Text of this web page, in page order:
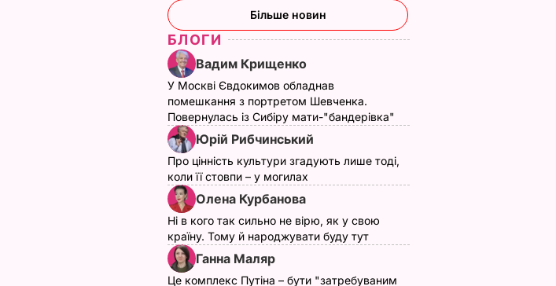
Більше новин
БЛОГИ
Вадим Крищенко
У Москві Євдокимов обладнав
помешкання з портретом Шевченка.
Повернулась із Сибіру мати-"бандерівка"
Юрій Рибчинський
Про цінність культури згадують лише тоді,
коли її стовпи – у могилах
Олена Курбанова
Ні в кого так сильно не вірю, як у свою
країну. Тому й народжувати буду тут
Ганна Маляр
Це комплекс Путіна – бути "затребуваним